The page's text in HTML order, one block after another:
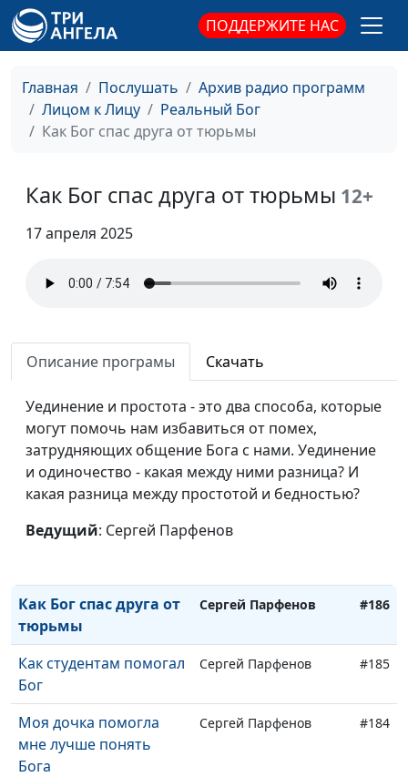
ПОДДЕРЖИТЕ НАС
Главная Послушать
Архив радио программ
Лицом к Лицу
Реальный Бог
Как Бог спас друга от тюрьмы
Как Бог спас друга от тюрьмы 12+
17 апреля 2025
Описание програмы Скачать
Уединение и простота - это два способа, которые
могут помочь нам избавиться от помех,
затрудняющих общение Бога с нами. Уединение
и одиночество - какая между ними разница? И
какая разница между простотой и бедностью?
Ведущий: Сергей Парфенов
исцеление
Рождественский
Надежда Орлюк #195
Как Бог ответил на
молитву
Надежда Орлюк
обещание
Почему я работаю
бесплатно
Как Бог подарил мне
Сергей Петелин #191
Как я освободилась от
зависимости
Меня лишили детей,
но Бог вернул их мне
Алена Дерябина #189
Как мы изгнали бесов
из человека
Как люди в парке
ощутили Божью
Сергей Парфенов
Как Бог спас друга от
тюрьмы
Сергей Парфенов #186
Как студентам помогал
Бог
Сергей Парфенов #185
Моя дочка помогла
мне лучше понять
Бога
Сергей Парфенов #184